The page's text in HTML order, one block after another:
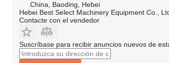
China, Baoding, Hebei
Hebei Best Select Machinery Equipment Co.,
Contacte con el vendedor
Suscríbase para recibir anuncios nuevos de